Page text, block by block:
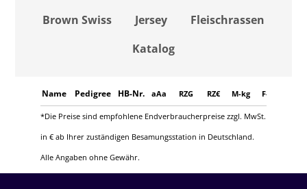
Brown Swiss
Jersey
Fleischrassen
Katalog
Name Pedigree HB-Nr. aAa RZG RZ€ M-kg F-%
*Die Preise sind empfohlene Endverbraucherpreise zzgl. MwSt.
in € ab Ihrer zuständigen Besamungsstation in Deutschland.
Alle Angaben ohne Gewähr.